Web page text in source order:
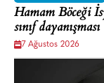
Hamam Böceği
sınıf dayanışması
7 Ağustos 2026